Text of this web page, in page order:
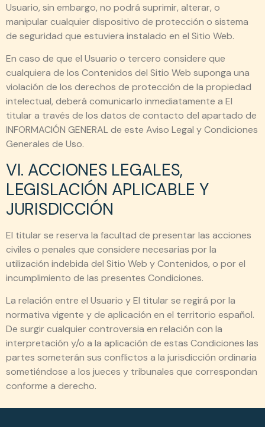
Usuario, sin embargo, no podrá suprimir, alterar, o
manipular cualquier dispositivo de protección o sistema
de seguridad que estuviera instalado en el Sitio Web.
En caso de que el Usuario o tercero considere que
cualquiera de los Contenidos del Sitio Web suponga una
violación de los derechos de protección de la propiedad
intelectual, deberá comunicarlo inmediatamente a El
titular a través de los datos de contacto del apartado de
INFORMACIÓN GENERAL de este Aviso Legal y Condiciones
Generales de Uso.
VI. ACCIONES LEGALES,
LEGISLACIÓN APLICABLE Y
JURISDICCIÓN
El titular se reserva la facultad de presentar las acciones
civiles o penales que considere necesarias por la
utilización indebida del Sitio Web y Contenidos, o por el
incumplimiento de las presentes Condiciones.
La relación entre el Usuario y El titular se regirá por la
normativa vigente y de aplicación en el territorio español.
De surgir cualquier controversia en relación con la
interpretación y/o a la aplicación de estas Condiciones las
partes someterán sus conflictos a la jurisdicción ordinaria
sometiéndose a los jueces y tribunales que correspondan
conforme a derecho.